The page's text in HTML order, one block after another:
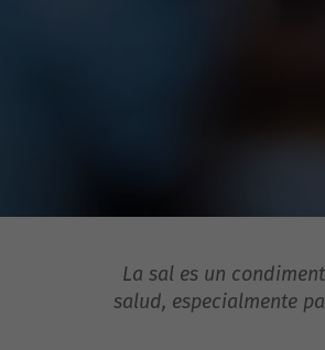
La sal es un
salud, especialmente